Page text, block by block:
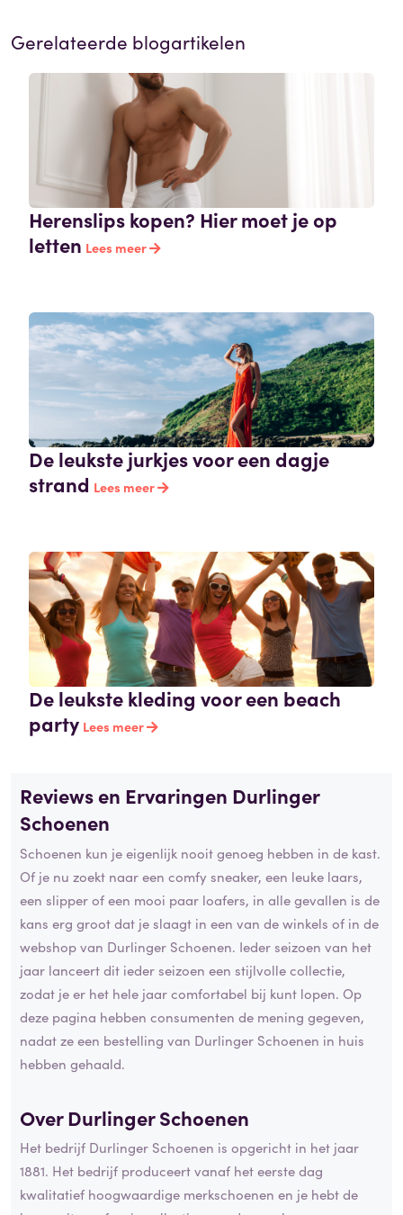
Gerelateerde blogartikelen
Herenslips kopen? Hier moet je op
letten Lees meer
De leukste jurkjes voor een dagje
strand Lees meer
De leukste kleding voor een beach
party Lees meer
Reviews en Ervaringen Durlinger
Schoenen
Schoenen kun je eigenlijk nooit genoeg hebben in de kast.
Of je nu zoekt naar een comfy sneaker, een leuke laars,
een slipper of een mooi paar loafers, in alle gevallen is de
kans erg groot dat je slaagt in een van de winkels of in de
webshop van Durlinger Schoenen. Ieder seizoen van het
jaar lanceert dit ieder seizoen een stijlvolle collectie,
zodat je er het hele jaar comfortabel bij kunt lopen. Op
deze pagina hebben consumenten de mening gegeven,
nadat ze een bestelling van Durlinger Schoenen in huis
hebben gehaald.
Over Durlinger Schoenen
Het bedrijf Durlinger Schoenen is opgericht in het jaar
1881. Het bedrijf produceert vanaf het eerste dag
kwalitatief hoogwaardige merkschoenen en je hebt de